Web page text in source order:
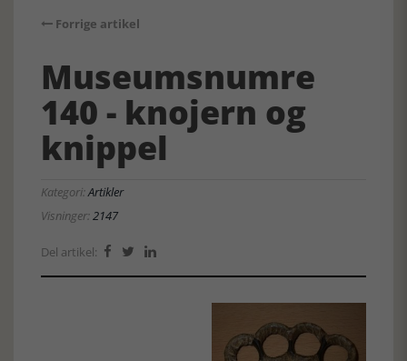
Forrige artikel
Museumsnumre
140 - knojern og
knippel
Kategori:Artikler
Visninger:2147
Del artikel:   